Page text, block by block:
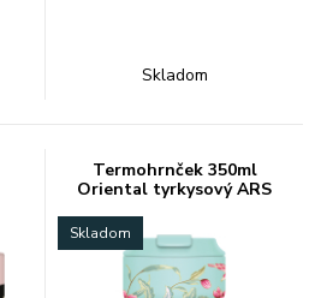
Skladom
Termohrnček 350ml
Oriental tyrkysový ARS
Skladom